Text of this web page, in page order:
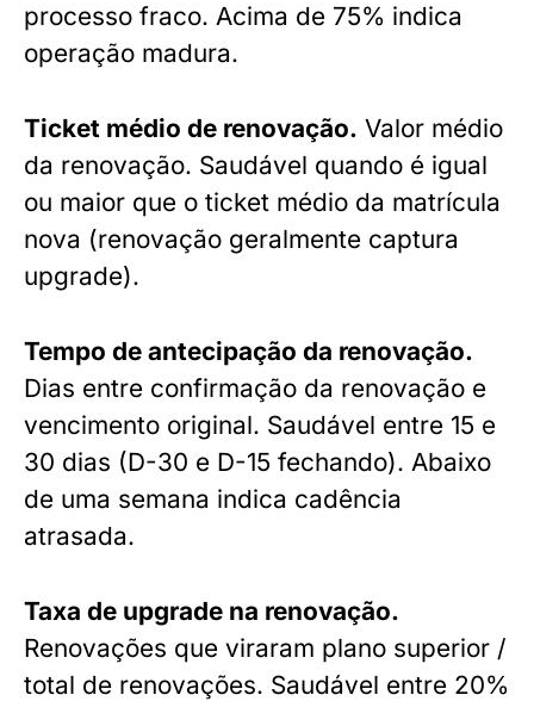
processo fraco. Acima de 75% indica
operação madura.
Ticket médio de renovação. Valor médio
da renovação. Saudável quando é igual
ou maior que o ticket médio da matrícula
nova (renovação geralmente captura
upgrade).
Tempo de antecipação da renovação.
Dias entre confirmação da renovação e
vencimento original. Saudável entre 15 e
30 dias (D-30 e D-15 fechando). Abaixo
de uma semana indica cadência
atrasada.
Taxa de upgrade na renovação.
Renovações que viraram plano superior /
total de renovações. Saudável entre 20%